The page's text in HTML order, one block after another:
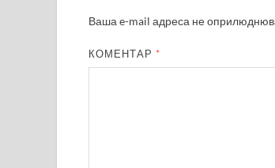
Ваша e-mail адреса не
КОМЕНТАР *